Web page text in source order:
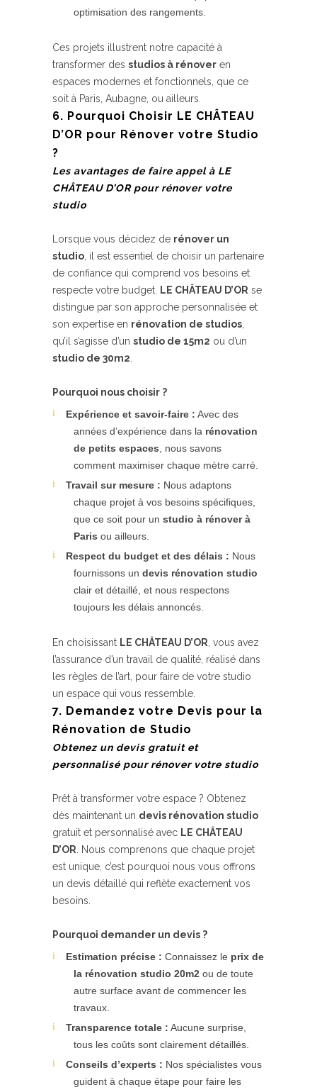
optimisation des rangements.
Ces projets illustrent notre capacité à
transformer des studios à rénover en
espaces modernes et fonctionnels, que ce
soit à Paris, Aubagne, ou ailleurs.
6. Pourquoi Choisir LE CHÂTEAU
D’OR pour Rénover votre Studio
?
Les avantages de faire appel à LE
CHÂTEAU D’OR pour rénover votre
studio
Lorsque vous décidez de rénover un
studio , il est essentiel de choisir un partenaire
de confiance qui comprend vos besoins et
respecte votre budget.
LE CHÂTEAU D’OR se
distingue par son approche personnalisée et
son expertise en rénovation de studios
qu’il s’agisse d’un studio de 15m2 ou d’un
studio de 30m2
Pourquoi nous choisir ?
Expérience et savoir-faire : Avec des
années d’expérience dans la rénovation
de petits espaces , nous savons
comment maximiser chaque mètre carré.
Travail sur mesure : Nous adaptons
chaque projet à vos besoins spécifiques,
que ce soit pour un studio à rénover à
Paris ou ailleurs.
Respect du budget et des délais : Nous
fournissons un devis rénovation studio
clair et détaillé, et nous respectons
toujours les délais annoncés.
En choisissant LE CHÂTEAU D’OR , vous avez
l’assurance d’un travail de qualité, réalisé dans
les règles de l’art, pour faire de votre studio
un espace qui vous ressemble.
7. Demandez votre Devis pour la
Rénovation de Studio
Obtenez un devis gratuit et
personnalisé pour rénover votre studio
Prêt à transformer votre espace ? Obtenez
dès maintenant un devis rénovation studio
gratuit et personnalisé avec LE CHÂTEAU
D’OR . Nous comprenons que chaque projet
est unique, c’est pourquoi nous vous offrons
un devis détaillé qui reflète exactement vos
besoins.
Pourquoi demander un devis ?
Estimation précise : Connaissez le prix de
la rénovation studio 20m2 ou de toute
autre surface avant de commencer les
travaux.
Transparence totale : Aucune surprise,
tous les coûts sont clairement détaillés.
Conseils d’experts : Nos spécialistes vous
guident à chaque étape pour faire les